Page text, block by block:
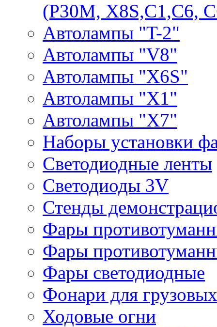
(P30M, X8S,С1,С6,
Автолампы "T-2"
Автолампы "V8"
Автолампы "X6S"
Автолампы "Х1"
Автолампы "Х7"
Наборы установки
Светодиодные ленты
Светодиоды 3V
Стенды
Фары
Фары
Фары светодиодные
Фонари для
Ходовые огни